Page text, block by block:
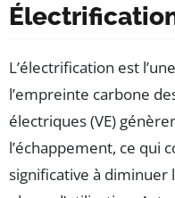
L’électrification est
l’empreinte carbone
électriques (VE)
l’échappement, ce qui
significative à diminuer